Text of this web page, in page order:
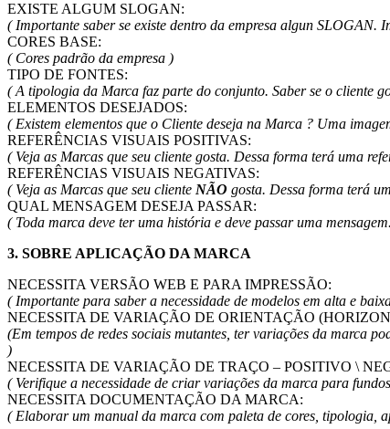
EXISTE ALGUM SLOGAN:
( Importante saber se existe dentro da empresa algun SLOGAN.
CORES BASE:
( Cores padrão da empresa )
TIPO DE FONTES:
( A tipologia da Marca faz parte do conjunto. Saber se o cliente
ELEMENTOS DESEJADOS:
( Existem elementos que o Cliente deseja na Marca ? Uma
REFERÊNCIAS VISUAIS POSITIVAS:
( Veja as Marcas que seu cliente gosta. Dessa forma terá uma
REFERÊNCIAS VISUAIS NEGATIVAS:
( Veja as Marcas que seu cliente NÃO gosta. Dessa forma terá
QUAL MENSAGEM DESEJA PASSAR:
( Toda marca deve ter uma história e deve passar uma
3. SOBRE APLICAÇÃO DA MARCA
NECESSITA VERSÃO WEB E PARA IMPRESSÃO:
( Importante para saber a necessidade de modelos em alta e
NECESSITA DE VARIAÇÃO DE ORIENTAÇÃO
(Em tempos de redes sociais mutantes, ter variações da marca
)
NECESSITA DE VARIAÇÃO DE TRAÇO – POSITIVO \
( Verifique a necessidade de criar variações da marca para
NECESSITA DOCUMENTAÇÃO DA MARCA:
( Elaborar um manual da marca com paleta de cores, tipologia,